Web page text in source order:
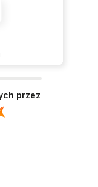
przez